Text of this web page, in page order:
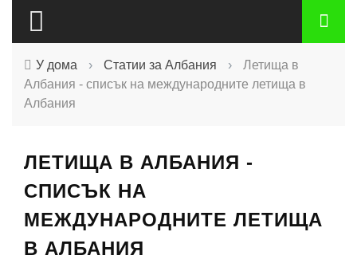
У дома › Статии за Албания ›
Летища в
Албания - списък на международните летища в
Албания
ЛЕТИЩА В АЛБАНИЯ -
СПИСЪК НА
МЕЖДУНАРОДНИТЕ ЛЕТИЩА
В АЛБАНИЯ